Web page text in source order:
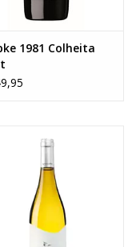
1981 Colheita